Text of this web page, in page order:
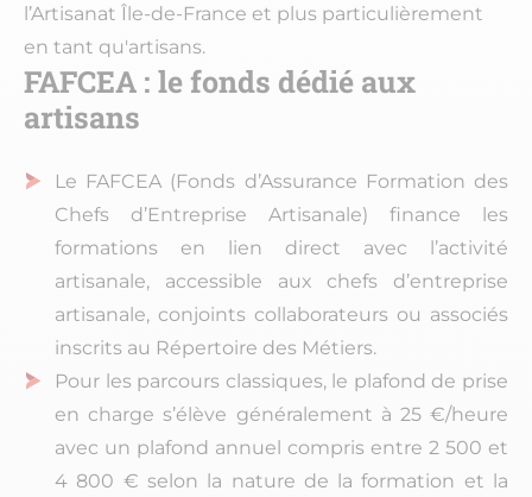
l’Artisanat Île-de-France et plus particulièrement
en tant qu'artisans.
FAFCEA : le fonds dédié aux
artisans
Le FAFCEA (Fonds d’Assurance Formation des
Chefs d’Entreprise Artisanale) finance les
formations en lien direct avec l’activité
artisanale, accessible aux chefs d’entreprise
artisanale, conjoints collaborateurs ou associés
inscrits au Répertoire des Métiers.
Pour les parcours classiques, le plafond de prise
en charge s’élève généralement à 25 €/heure
avec un plafond annuel compris entre 2 500 et
4 800 € selon la nature de la formation et la